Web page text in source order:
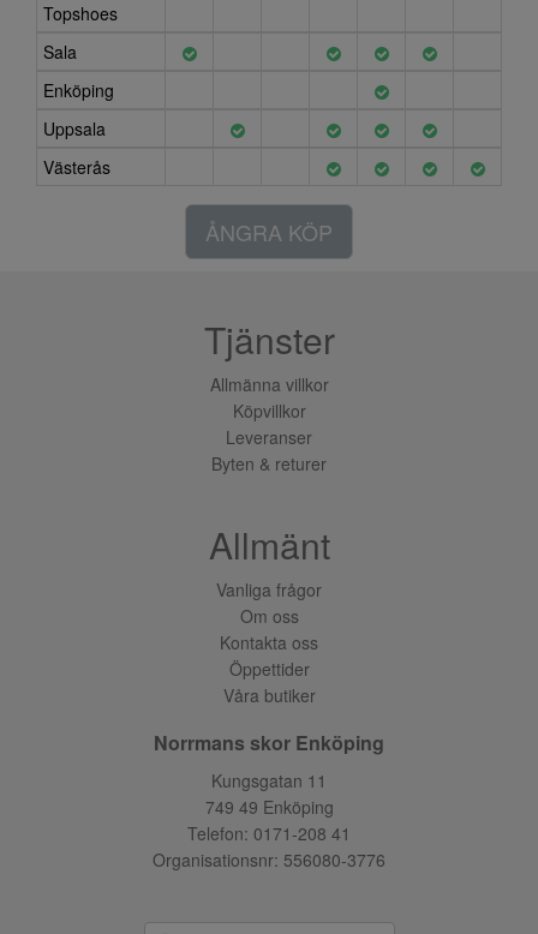
Topshoes
Sala
Enköping
Uppsala
Västerås
ÅNGRA KÖP
Tjänster
Allmänna villkor
Köpvillkor
Leveranser
Byten & returer
Allmänt
Vanliga frågor
Om oss
Kontakta oss
Öppettider
Våra butiker
Norrmans skor Enköping
Kungsgatan 11
749 49 Enköping
Telefon: 0171-208 41
Organisationsnr: 556080-3776